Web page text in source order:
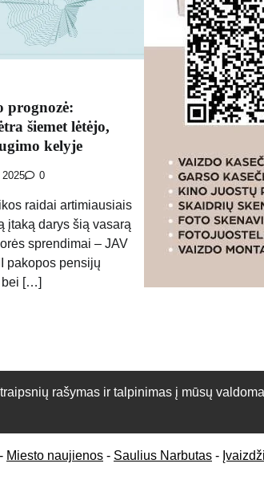
prognozė:
šiemet lėtėjo,
kelyje
0
raidai artimiausiais
įtaką darys šią vasarą
sprendimai – JAV
pakopos pensijų
bei […]
rašymas ir talpinimas į mūsų
- Miesto naujienos - Saulius Narbutas -